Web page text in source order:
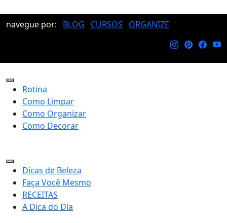
navegue por: BLOG CURSOS ORGANIZE
Rotina
Como Limpar
Como Organizar
Como Decorar
Dicas de Beleza
Faça Você Mesmo
RECEITAS
A Dica do Dia